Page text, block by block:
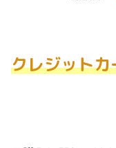
クレジット